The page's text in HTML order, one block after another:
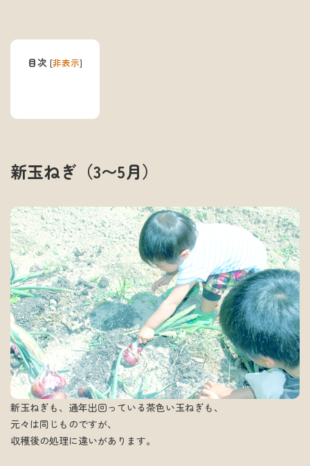
目次 [非表示]
新玉ねぎ（3〜5月）
新玉ねぎも、通年出回っている茶色い玉ねぎも、
元々は同じものですが、
収穫後の処理に違いがあります。